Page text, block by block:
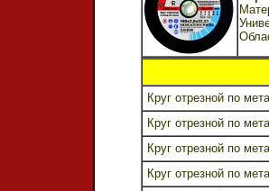
Круг отрезной по
Круг отрезной по
Круг отрезной по
Круг отрезной по